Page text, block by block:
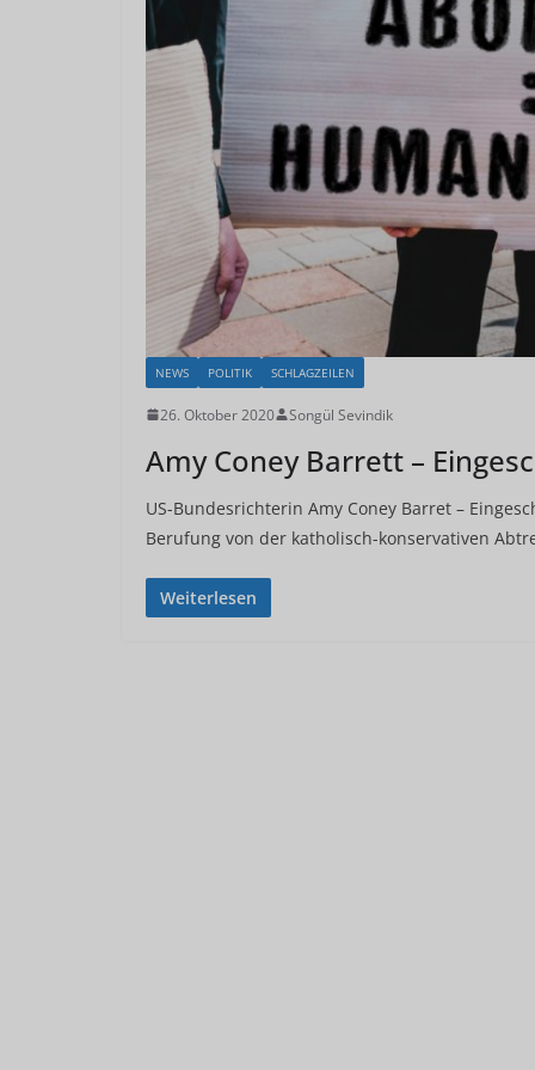
NEWS POLITIK SCHLAGZEILEN
26. Oktober 2020 Songül Sevindik
Amy Coney Barrett –
US-Bundesrichterin Amy Coney Barret –
Berufung von der katholisch-konservativen
Weiterlesen